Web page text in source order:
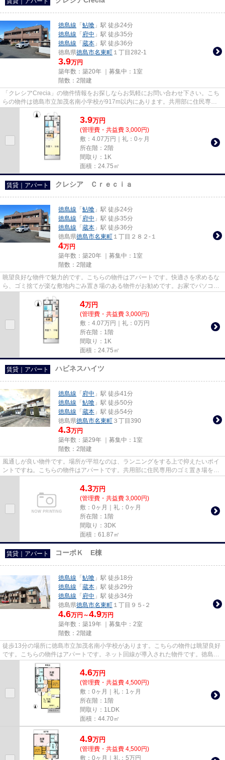
徳島線 「 鮎喰 」駅 徒歩24分
徳島線 「 府中 」駅 徒歩35分
徳島線 「 蔵本 」駅 徒歩36分
徳島県徳島市名東町 １丁目282-1
3.9万円
築年数：築20年 ｜募集中： 1室
階数：2階建
「クレシアCrecia」の物件情報をお探しならお気軽にお問い合わせ下さい。こち
らの物件は徳島市立加茂名南小学校が917m以内にあります。共用部に住民専用
のゴミ置き場を備えているので...
3.9万円
(管理費・共益費 3,000円)
敷：4.07万円｜礼：0ヶ月
所在階：2階
間取り：1K
面積：24.75㎡
賃貸｜アパート クレシア Ｃｒｅｃｉａ
徳島線 「 鮎喰 」駅 徒歩24分
徳島線 「 府中 」駅 徒歩35分
徳島線 「 蔵本 」駅 徒歩36分
徳島県徳島市名東町 １丁目２８２-１
4万円
築年数：築20年 ｜募集中： 1室
階数：2階建
眺望良好な物件で魅力的です。こちらの物件はアパートです。快適さを求めるな
ら、ゴミ捨てが楽な敷地内ごみ置き場のある物件がお勧めです。お家でパソコン
使いたい方にオススメ、ネッ...
4万円
(管理費・共益費 3,000円)
敷：4.07万円｜礼：0万円
所在階：1階
間取り：1K
面積：24.75㎡
賃貸｜アパート ハビネスハイツ
徳島線 「 府中 」駅 徒歩41分
徳島線 「 鮎喰 」駅 徒歩50分
徳島線 「 蔵本 」駅 徒歩54分
徳島県徳島市名東町 ３丁目390
4.3万円
築年数：築29年 ｜募集中： 1室
階数：2階建
風通しが良い物件です。場所が平坦なのは、ランニングをする上で抑えたいポイ
ントですね。こちらの物件はアパートです。共用部に住民専用のゴミ置き場を備
4.3万円
(管理費・共益費 3,000円)
敷：0ヶ月｜礼：0ヶ月
所在階：1階
間取り：3DK
面積：61.87㎡
賃貸｜アパート コーポＫ E棟
徳島線 「 鮎喰 」駅 徒歩18分
徳島線 「 蔵本 」駅 徒歩29分
徳島線 「 府中 」駅 徒歩34分
徳島県徳島市名東町 １丁目９５-２
4.6万円～4.9万円
築年数：築19年 ｜募集中： 2室
階数：2階建
徒歩13分の場所に徳島市立加茂名南小学校があります。こちらの物件は眺望良好
です。こちらの物件はアパートです。ネット回線が導入された物件です。徳島市
エリアにある賃貸情報のこと...
4.6万円
(管理費・共益費 4,500円)
敷：0ヶ月｜礼：1ヶ月
所在階：1階
間取り：1LDK
面積：44.70㎡
4.9万円
(管理費・共益費 4,500円)
敷：0ヶ月｜礼：5万円